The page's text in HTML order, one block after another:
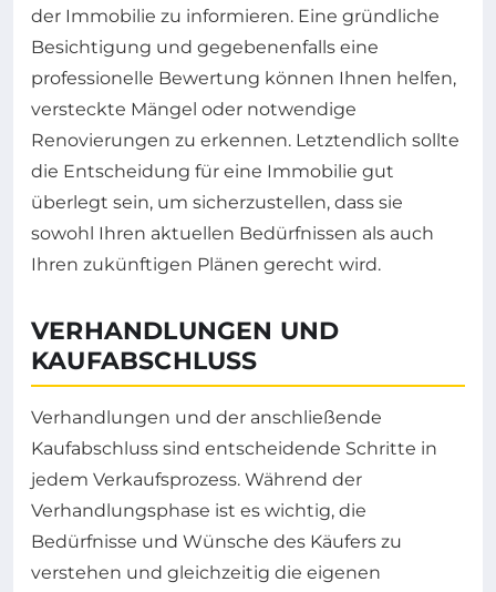
der Immobilie zu informieren. Eine gründliche
Besichtigung und gegebenenfalls eine
professionelle Bewertung können Ihnen helfen,
versteckte Mängel oder notwendige
Renovierungen zu erkennen. Letztendlich sollte
die Entscheidung für eine Immobilie gut
überlegt sein, um sicherzustellen, dass sie
sowohl Ihren aktuellen Bedürfnissen als auch
Ihren zukünftigen Plänen gerecht wird.
VERHANDLUNGEN UND
KAUFABSCHLUSS
Verhandlungen und der anschließende
Kaufabschluss sind entscheidende Schritte in
jedem Verkaufsprozess. Während der
Verhandlungsphase ist es wichtig, die
Bedürfnisse und Wünsche des Käufers zu
verstehen und gleichzeitig die eigenen